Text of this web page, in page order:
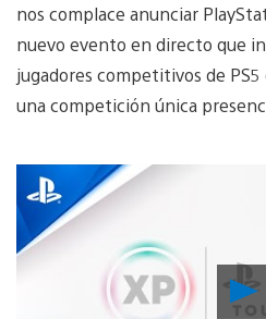
nos complace anunciar
nuevo evento en directo que
jugadores competitivos de
una competición única